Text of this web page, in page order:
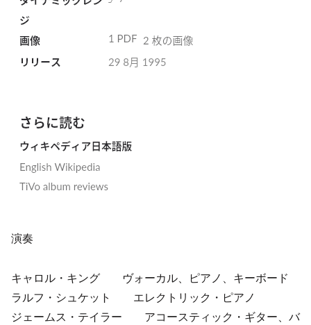
演奏
キャロル・キング ヴォーカル、ピアノ、キーボード
ラルフ・シュケット エレクトリック・ピアノ
ジェームス・テイラー アコースティック・ギター、バ